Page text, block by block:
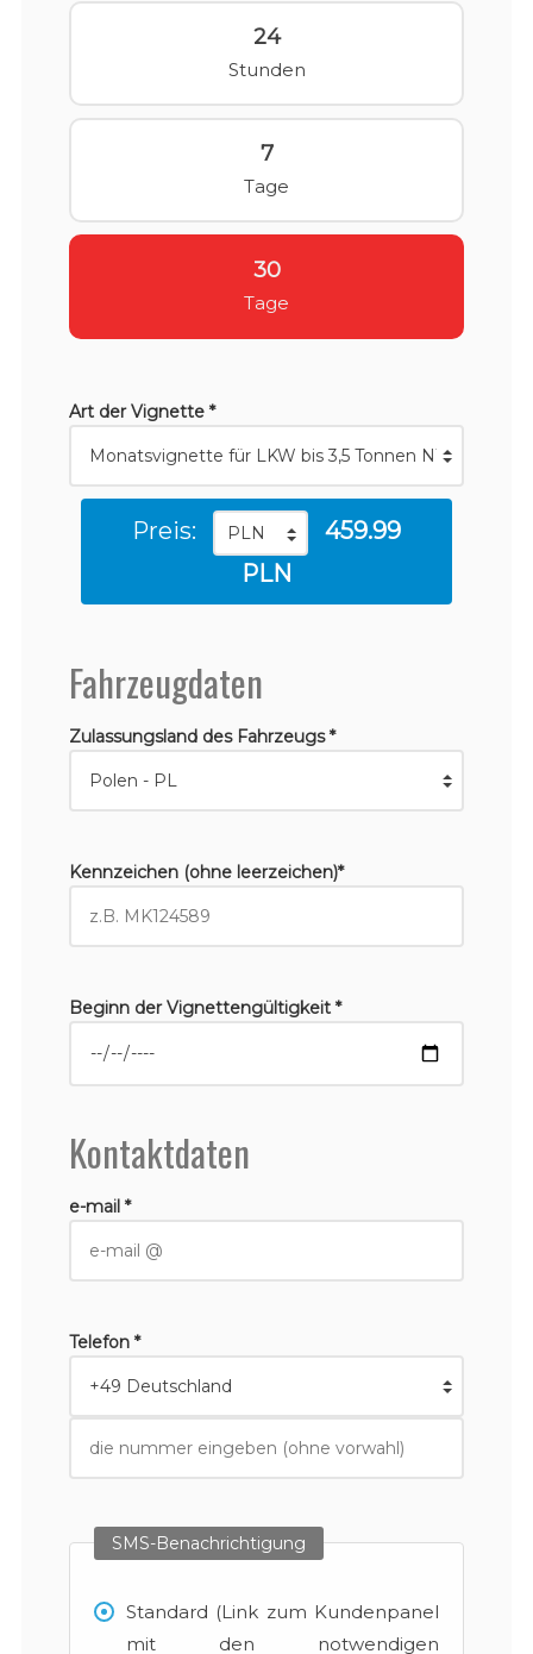
24
Stunden
7
Tage
30
Tage
Art der Vignette *
Preis:
459.99
PLN
Fahrzeugdaten
Zulassungsland des Fahrzeugs *
Kennzeichen (ohne leerzeichen)*
Beginn der Vignettengültigkeit *
Kontaktdaten
e-mail *
Telefon *
SMS-Benachrichtigung
Standard (Link zum Kundenpanel
mit den notwendigen